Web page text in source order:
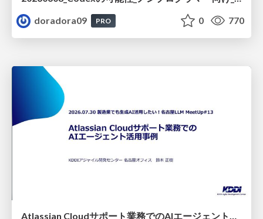
doradora09
PRO 0 770
Atlassian Cloudサポート業務でのAIエージェント活用事例